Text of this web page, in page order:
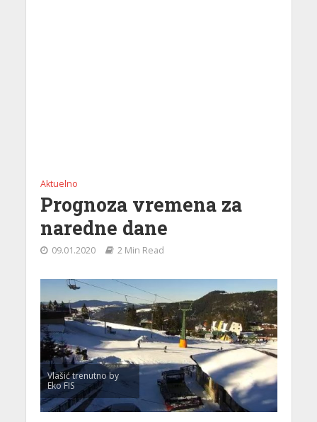
Aktuelno
Prognoza vremena za
naredne dane
09.01.2020 2 Min Read
Vlašić trenutno by
Eko FIS